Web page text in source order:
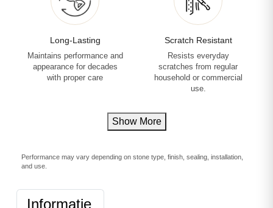
Long-Lasting
Maintains performance and
appearance for decades
with proper care
Scratch Resistant
Resists everyday
scratches from regular
household or commercial
use.
Show More
Performance may vary depending on stone type, finish, sealing, installation,
and use.
Informatie